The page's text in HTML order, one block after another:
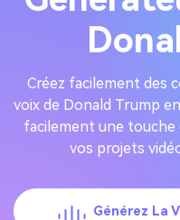
Créez facilement des
voix de Donald Trump
facilement une touche
vos projets
Générez La